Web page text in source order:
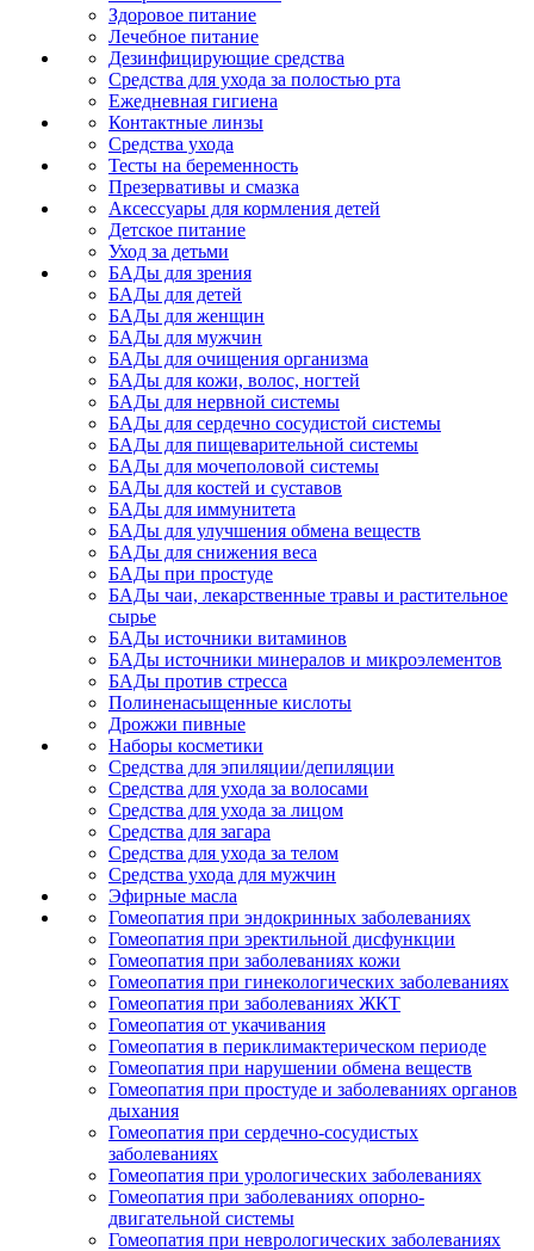
Здоровое питание
Лечебное питание
Дезинфицирующие средства
Средства для ухода за полостью рта
Ежедневная гигиена
Контактные линзы
Средства ухода
Тесты на беременность
Презервативы и смазка
Аксессуары для кормления детей
Детское питание
Уход за детьми
БАДы для зрения
БАДы для детей
БАДы для женщин
БАДы для мужчин
БАДы для очищения организма
БАДы для кожи, волос, ногтей
БАДы для нервной системы
БАДы для сердечно сосудистой системы
БАДы для пищеварительной системы
БАДы для мочеполовой системы
БАДы для костей и суставов
БАДы для иммунитета
БАДы для улучшения обмена веществ
БАДы для снижения веса
БАДы при простуде
БАДы чаи, лекарственные травы и растительное
сырье
БАДы источники витаминов
БАДы источники минералов и микроэлементов
БАДы против стресса
Полиненасыщенные кислоты
Дрожжи пивные
Наборы косметики
Средства для эпиляции/депиляции
Средства для ухода за волосами
Средства для ухода за лицом
Средства для загара
Средства для ухода за телом
Средства ухода для мужчин
Эфирные масла
Гомеопатия при эндокринных заболеваниях
Гомеопатия при эректильной дисфункции
Гомеопатия при заболеваниях кожи
Гомеопатия при гинекологических заболеваниях
Гомеопатия при заболеваниях ЖКТ
Гомеопатия от укачивания
Гомеопатия в периклимактерическом периоде
Гомеопатия при нарушении обмена веществ
Гомеопатия при простуде и заболеваниях органов
дыхания
Гомеопатия при сердечно-сосудистых
заболеваниях
Гомеопатия при урологических заболеваниях
Гомеопатия при заболеваниях опорно-
двигательной системы
Гомеопатия при неврологических заболеваниях